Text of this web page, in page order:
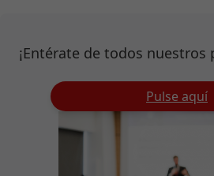
¡Entérate de todos
Pulse aquí